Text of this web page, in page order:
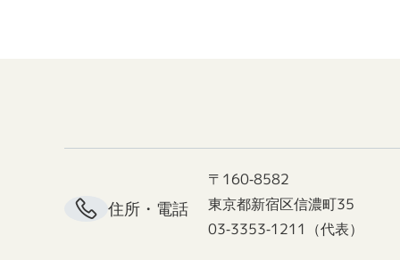
住所・電話
〒160-8582
東京都新宿区信濃町35
03-3353-1211（代表）